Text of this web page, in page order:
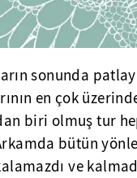
sonunda
en çok
biri olmuş tur
bütün
ve